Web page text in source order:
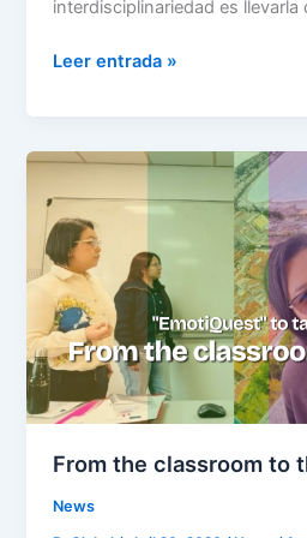
interdisciplinariedad es llevarla
Leer entrada »
From the classroom to
News
From
the
classroom
to
the
game